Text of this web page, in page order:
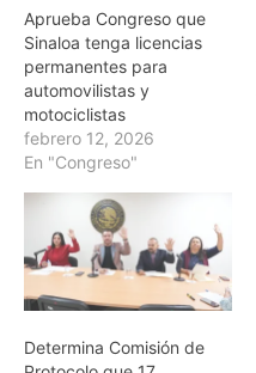
Aprueba Congreso que
Sinaloa tenga licencias
permanentes para
automovilistas y
motociclistas
febrero 12, 2026
En "Congreso"
Determina Comisión de